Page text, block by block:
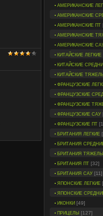
АМЕРИКАНСКИЕ
АМЕРИКАНСКИЕ
АМЕРИКАНСКИЕ ПТ
АМЕРИКАНСКИЕ
АМЕРИКАНСКИЕ
КИТАЙСКИЕ ЛЕГКИЕ
КИТАЙСКИЕ
КИТАЙСКИЕ
ФРАНЦУЗСКИЕ
ФРАНЦУЗСКИЕ
ФРАНЦУЗСКИЕ
ФРАНЦУЗСКИЕ САУ
ФРАНЦУЗСКИЕ ПТ
БРИТАНИЯ ЛЕГКИЕ
БРИТАНИЯ
БРИТАНИЯ
БРИТАНИЯ ПТ [32]
БРИТАНИЯ САУ [11]
ЯПОНСКИЕ ЛЕГКИЕ
ЯПОНСКИЕ
ИКОНКИ [49]
ПРИЦЕЛЫ [127]